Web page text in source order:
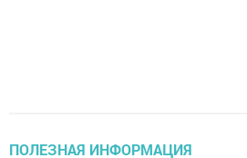
ПОЛЕЗНАЯ ИНФОРМАЦИЯ